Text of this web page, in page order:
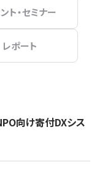
ト・セミナー
レポート
向け寄付DXシス